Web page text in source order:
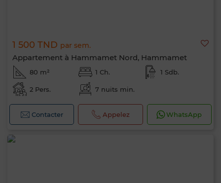
1 500 TND par sem.
Appartement à Hammamet Nord, Hammamet
80 m² 1 Ch. 1 Sdb.
2 Pers. 7 nuits min.
Contacter Appelez WhatsApp